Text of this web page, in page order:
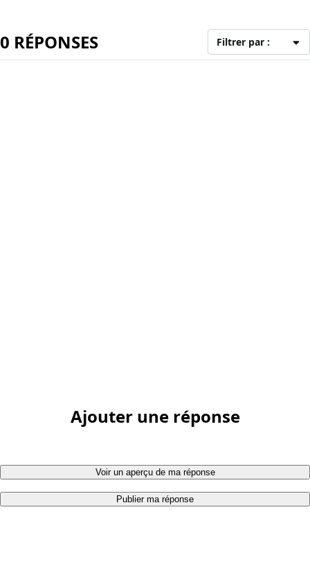
0 RÉPONSES Filtrer par :
Ajouter une réponse
Voir un aperçu de ma réponse
Publier ma réponse